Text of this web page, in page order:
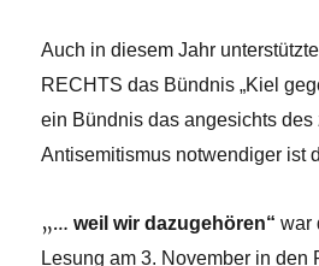
Auch in diesem Jahr
RECHTS das Bündnis „Kiel
ein Bündnis das angesichts des
Antisemitismus notwendiger ist
„…weil wir dazugehören“ war
Lesung am 3. November in den